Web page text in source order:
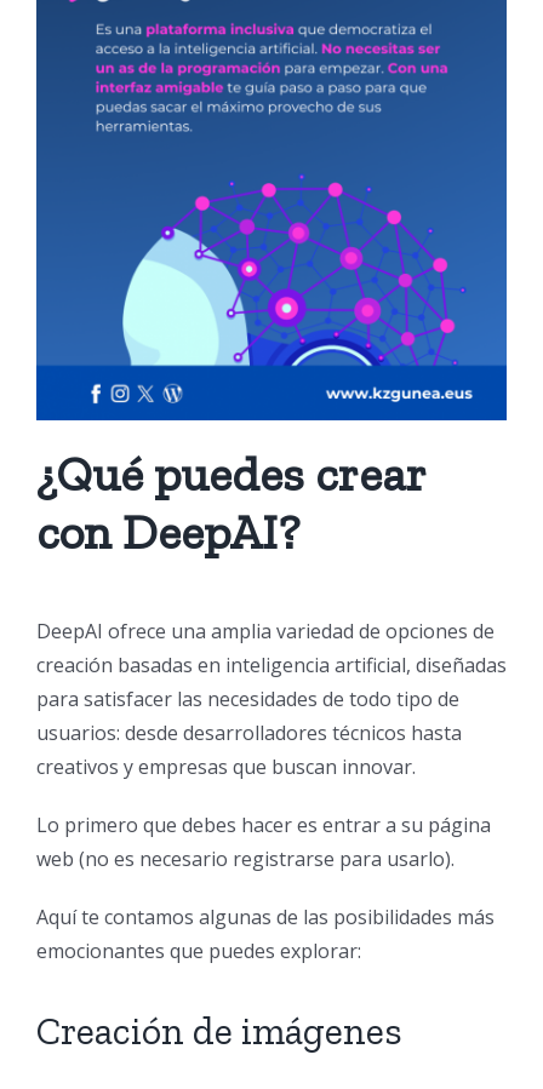
¿Qué puedes crear
con DeepAI?
DeepAI ofrece una amplia variedad de opciones de
creación basadas en inteligencia artificial, diseñadas
para satisfacer las necesidades de todo tipo de
usuarios: desde desarrolladores técnicos hasta
creativos y empresas que buscan innovar.
Lo primero que debes hacer es entrar a su página
web (no es necesario registrarse para usarlo).
Aquí te contamos algunas de las posibilidades más
emocionantes que puedes explorar:
Creación de imágenes